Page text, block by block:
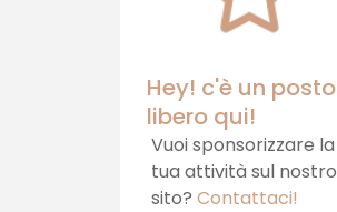
Hey! c'è un posto
libero qui!
Vuoi sponsorizzare la
tua attività sul nostro
sito? Contattaci!